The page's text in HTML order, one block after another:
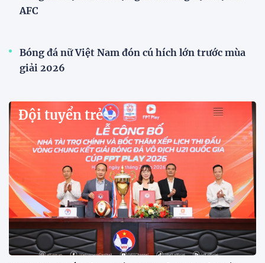
Xã Hùng Châu tưng bừng khai mạc giải bóng đá
truyền thống lần thứ VI
Giải bóng đá truyền thống xã Hùng Châu lần thứ VI
chính thức khởi tranh với sự tham gia của 14 đội
bóng, hứa hẹn mang đến những trận cầu hấp dẫn.
HLV Kim Sang Sik: "ĐT Việt Nam sẽ tung đội
hình mạnh nhất trước Campuchia"